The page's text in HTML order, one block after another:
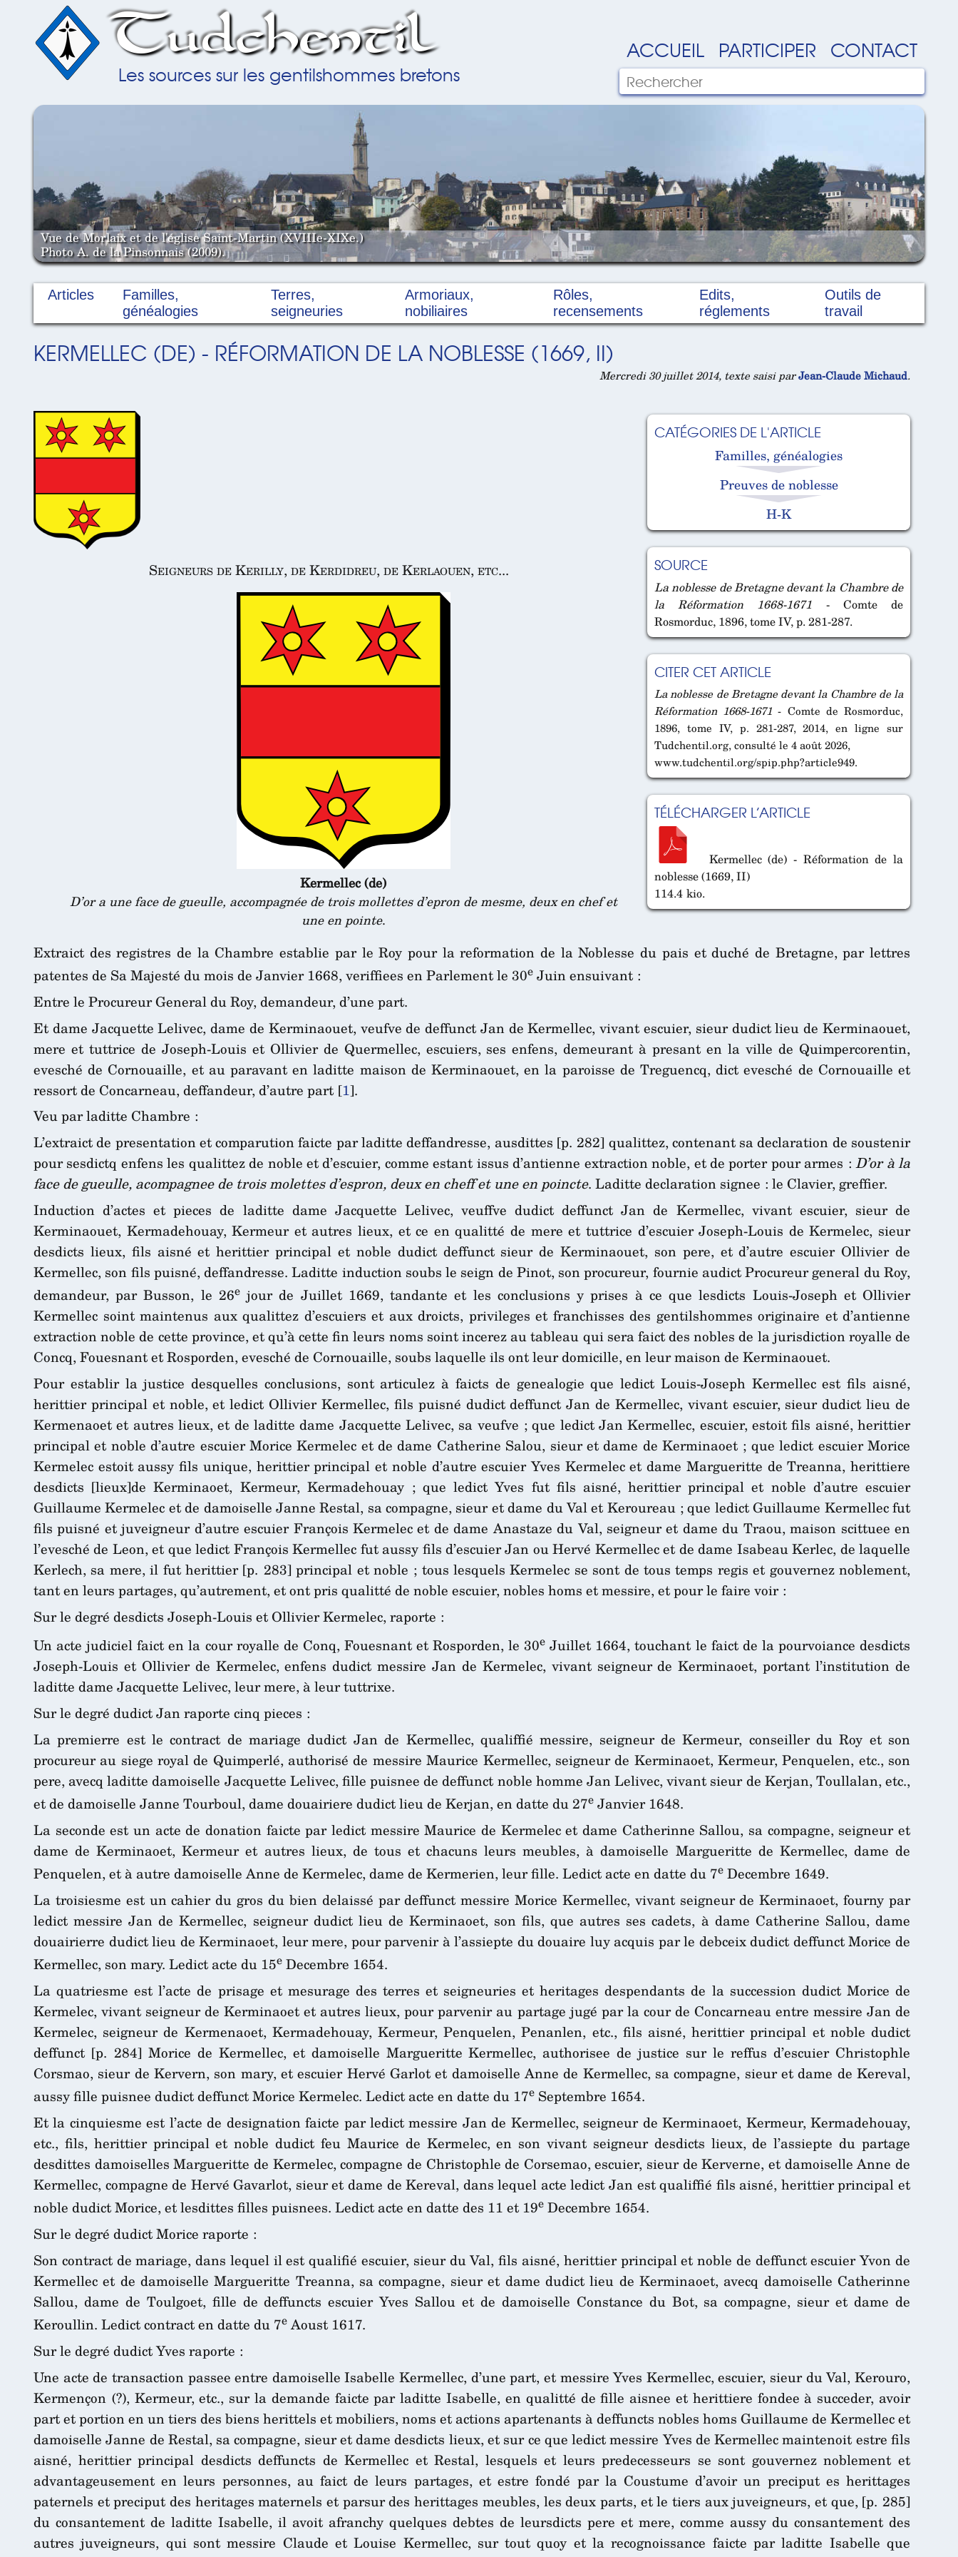
Tudchentil
Les sources sur les gentilshommes bretons
ACCUEIL PARTICIPER CONTACT
Vue de Morlaix et de l'église Saint-Martin (XVIIIe-XIXe.)
Photo A. de la Pinsonnais (2009).
Articles
Familles,
généalogies
Terres,
seigneuries
Armoriaux,
nobiliaires
Rôles,
recensements
Edits,
réglements
Outils de
travail
KERMELLEC (DE) - RÉFORMATION DE LA NOBLESSE (1669, II)
Mercredi 30 juillet 2014, texte saisi parJean-Claude Michaud.
CATÉGORIES DE L'ARTICLE
Familles, généalogies
Preuves de noblesse
H-K
SOURCE
La noblesse de Bretagne devant la Chambre de
la Réformation 1668-1671 - Comte de
Rosmorduc, 1896, tome IV, p. 281-287.
CITER CET ARTICLE
La noblesse de Bretagne devant la Chambre de la
Réformation 1668-1671 - Comte de Rosmorduc,
1896, tome IV, p. 281-287, 2014, en ligne sur
Tudchentil.org, consulté le 4 août 2026,
www.tudchentil.org/spip.php?article949.
TÉLÉCHARGER L’ARTICLE
Kermellec (de) - Réformation de la
noblesse (1669, II)
114.4 kio.
Seigneurs de Kerilly, de Kerdidreu, de Kerlaouen, etc...
Kermellec (de)
D’or a une face de gueulle, accompagnée de trois mollettes d’epron de mesme, deux en chef et
une en pointe.
Extraict des registres de la Chambre establie par le Roy pour la reformation de la Noblesse du pais et duché de Bretagne, par lettres
patentes de Sa Majesté du mois de Janvier 1668, veriffiees en Parlement le 30e Juin ensuivant :
Entre le Procureur General du Roy, demandeur, d’une part.
Et dame Jacquette Lelivec, dame de Kerminaouet, veufve de deffunct Jan de Kermellec, vivant escuier, sieur dudict lieu de Kerminaouet,
mere et tuttrice de Joseph-Louis et Ollivier de Quermellec, escuiers, ses enfens, demeurant à presant en la ville de Quimpercorentin,
evesché de Cornouaille, et au paravant en laditte maison de Kerminaouet, en la paroisse de Treguencq, dict evesché de Cornouaille et
ressort de Concarneau, deffandeur, d’autre part [1].
Veu par laditte Chambre :
L’extraict de presentation et comparution faicte par laditte deffandresse, ausdittes [p. 282] qualittez, contenant sa declaration de soustenir
pour sesdictq enfens les qualittez de noble et d’escuier, comme estant issus d’antienne extraction noble, et de porter pour armes :D’or à la
face de gueulle, acompagnee de trois molettes d’espron, deux en cheff et une en poincte. Laditte declaration signee : le Clavier, greffier.
Induction d’actes et pieces de laditte dame Jacquette Lelivec, veuffve dudict deffunct Jan de Kermellec, vivant escuier, sieur de
Kerminaouet, Kermadehouay, Kermeur et autres lieux, et ce en qualitté de mere et tuttrice d’escuier Joseph-Louis de Kermelec, sieur
desdicts lieux, fils aisné et herittier principal et noble dudict deffunct sieur de Kerminaouet, son pere, et d’autre escuier Ollivier de
Kermellec, son fils puisné, deffandresse. Laditte induction soubs le seign de Pinot, son procureur, fournie audict Procureur general du Roy,
demandeur, par Busson, le 26ejour de Juillet 1669, tandante et les conclusions y prises à ce que lesdicts Louis-Joseph et Ollivier
Kermellec soint maintenus aux qualittez d’escuiers et aux droicts, privileges et franchisses des gentilshommes originaire et d’antienne
extraction noble de cette province, et qu’à cette fin leurs noms soint incerez au tableau qui sera faict des nobles de la jurisdiction royalle de
Concq, Fouesnant et Rosporden, evesché de Cornouaille, soubs laquelle ils ont leur domicille, en leur maison de Kerminaouet.
Pour establir la justice desquelles conclusions, sont articulez à faicts de genealogie que ledict Louis-Joseph Kermellec est fils aisné,
herittier principal et noble, et ledict Ollivier Kermellec, fils puisné dudict deffunct Jan de Kermellec, vivant escuier, sieur dudict lieu de
Kermenaoet et autres lieux, et de laditte dame Jacquette Lelivec, sa veufve ; que ledict Jan Kermellec, escuier, estoit fils aisné, herittier
principal et noble d’autre escuier Morice Kermelec et de dame Catherine Salou, sieur et dame de Kerminaoet ; que ledict escuier Morice
Kermelec estoit aussy fils unique, herittier principal et noble d’autre escuier Yves Kermelec et dame Margueritte de Treanna, herittiere
desdicts [lieux]de Kerminaoet, Kermeur, Kermadehouay ; que ledict Yves fut fils aisné, herittier principal et noble d’autre escuier
Guillaume Kermelec et de damoiselle Janne Restal, sa compagne, sieur et dame du Val et Keroureau ; que ledict Guillaume Kermellec fut
fils puisné et juveigneur d’autre escuier François Kermelec et de dame Anastaze du Val, seigneur et dame du Traou, maison scittuee en
l’evesché de Leon, et que ledict François Kermellec fut aussy fils d’escuier Jan ou Hervé Kermellec et de dame Isabeau Kerlec, de laquelle
Kerlech, sa mere, il fut herittier [p. 283] principal et noble ; tous lesquels Kermelec se sont de tous temps regis et gouvernez noblement,
tant en leurs partages, qu’autrement, et ont pris qualitté de noble escuier, nobles homs et messire, et pour le faire voir :
Sur le degré desdicts Joseph-Louis et Ollivier Kermelec, raporte :
Un acte judiciel faict en la cour royalle de Conq, Fouesnant et Rosporden, le 30e Juillet 1664, touchant le faict de la pourvoiance desdicts
Joseph-Louis et Ollivier de Kermelec, enfens dudict messire Jan de Kermelec, vivant seigneur de Kerminaoet, portant l’institution de
laditte dame Jacquette Lelivec, leur mere, à leur tuttrixe.
Sur le degré dudict Jan raporte cinq pieces :
La premierre est le contract de mariage dudict Jan de Kermellec, qualiffié messire, seigneur de Kermeur, conseiller du Roy et son
procureur au siege royal de Quimperlé, authorisé de messire Maurice Kermellec, seigneur de Kerminaoet, Kermeur, Penquelen, etc., son
pere, avecq laditte damoiselle Jacquette Lelivec, fille puisnee de deffunct noble homme Jan Lelivec, vivant sieur de Kerjan, Toullalan, etc.,
et de damoiselle Janne Tourboul, dame douairiere dudict lieu de Kerjan, en datte du 27e Janvier 1648.
La seconde est un acte de donation faicte par ledict messire Maurice de Kermelec et dame Catherinne Sallou, sa compagne, seigneur et
dame de Kerminaoet, Kermeur et autres lieux, de tous et chacuns leurs meubles, à damoiselle Margueritte de Kermellec, dame de
Penquelen, et à autre damoiselle Anne de Kermelec, dame de Kermerien, leur fille. Ledict acte en datte du 7e Decembre 1649.
La troisiesme est un cahier du gros du bien delaissé par deffunct messire Morice Kermellec, vivant seigneur de Kerminaoet, fourny par
ledict messire Jan de Kermellec, seigneur dudict lieu de Kerminaoet, son fils, que autres ses cadets, à dame Catherine Sallou, dame
douairierre dudict lieu de Kerminaoet, leur mere, pour parvenir à l’assiepte du douaire luy acquis par le debceix dudict deffunct Morice de
Kermellec, son mary. Ledict acte du 15e Decembre 1654.
La quatriesme est l’acte de prisage et mesurage des terres et seigneuries et heritages despendants de la succession dudict Morice de
Kermelec, vivant seigneur de Kerminaoet et autres lieux, pour parvenir au partage jugé par la cour de Concarneau entre messire Jan de
Kermelec, seigneur de Kermenaoet, Kermadehouay, Kermeur, Penquelen, Penanlen, etc., fils aisné, herittier principal et noble dudict
deffunct [p. 284] Morice de Kermellec, et damoiselle Margueritte Kermellec, authorisee de justice sur le reffus d’escuier Christophle
Corsmao, sieur de Kervern, son mary, et escuier Hervé Garlot et damoiselle Anne de Kermellec, sa compagne, sieur et dame de Kereval,
aussy fille puisnee dudict deffunct Morice Kermelec. Ledict acte en datte du 17e Septembre 1654.
Et la cinquiesme est l’acte de designation faicte par ledict messire Jan de Kermellec, seigneur de Kerminaoet, Kermeur, Kermadehouay,
etc., fils, herittier principal et noble dudict feu Maurice de Kermelec, en son vivant seigneur desdicts lieux, de l’assiepte du partage
desdittes damoiselles Margueritte de Kermelec, compagne de Christophle de Corsemao, escuier, sieur de Kerverne, et damoiselle Anne de
Kermellec, compagne de Hervé Gavarlot, sieur et dame de Kereval, dans lequel acte ledict Jan est qualiffié fils aisné, herittier principal et
noble dudict Morice, et lesdittes filles puisnees. Ledict acte en datte des 11 et 19e Decembre 1654.
Sur le degré dudict Morice raporte :
Son contract de mariage, dans lequel il est qualifié escuier, sieur du Val, fils aisné, herittier principal et noble de deffunct escuier Yvon de
Kermellec et de damoiselle Margueritte Treanna, sa compagne, sieur et dame dudict lieu de Kerminaoet, avecq damoiselle Catherinne
Sallou, dame de Toulgoet, fille de deffuncts escuier Yves Sallou et de damoiselle Constance du Bot, sa compagne, sieur et dame de
Keroullin. Ledict contract en datte du 7eAoust 1617.
Sur le degré dudict Yves raporte :
Une acte de transaction passee entre damoiselle Isabelle Kermellec, d’une part, et messire Yves Kermellec, escuier, sieur du Val, Kerouro,
Kermençon (?), Kermeur, etc., sur la demande faicte par laditte Isabelle, en qualitté de fille aisnee et herittiere fondee à succeder, avoir
part et portion en un tiers des biens herittels et mobiliers, noms et actions apartenants à deffuncts nobles homs Guillaume de Kermellec et
damoiselle Janne de Restal, sa compagne, sieur et dame desdicts lieux, et sur ce que ledict messire Yves de Kermellec maintenoit estre fils
aisné, herittier principal desdicts deffuncts de Kermellec et Restal, lesquels et leurs predecesseurs se sont gouvernez noblement et
advantageusement en leurs personnes, au faict de leurs partages, et estre fondé par la Coustume d’avoir un preciput es herittages
paternels et preciput des heritages maternels et parsur des herittages meubles, les deux parts, et le tiers aux juveigneurs, et que, [p. 285]
du consantement de laditte Isabelle, il avoit afranchy quelques debtes de leursdicts pere et mere, comme aussy du consantement des
autres juveigneurs, qui sont messire Claude et Louise Kermellec, sur tout quoy et la recognoissance faicte par laditte Isabelle que